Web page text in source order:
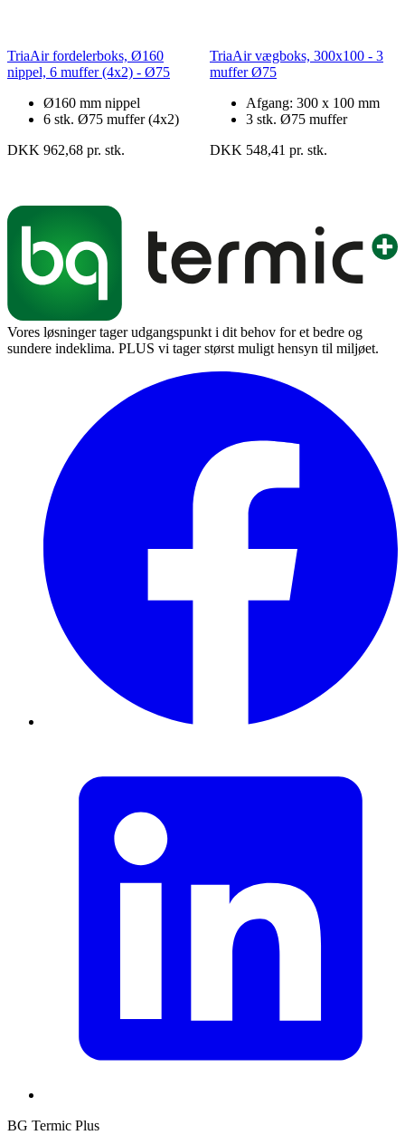
TriaAir fordelerboks, Ø160
nippel, 6 muffer (4x2) - Ø75
Ø160 mm nippel
6 stk. Ø75 muffer (4x2)
DKK 962,68 pr. stk.
TriaAir vægboks, 300x100 - 3
muffer Ø75
Afgang: 300 x 100 mm
3 stk. Ø75 muffer
DKK 548,41 pr. stk.
Vores løsninger tager udgangspunkt i dit behov for et bedre og
sundere indeklima. PLUS vi tager størst muligt hensyn til miljøet.
BG Termic Plus